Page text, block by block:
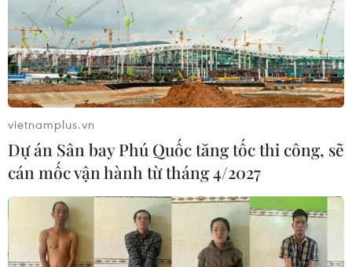
vietnamplus.vn
Dự án Sân bay Phú Quốc tăng tốc thi công, sẽ
cán mốc vận hành từ tháng 4/2027